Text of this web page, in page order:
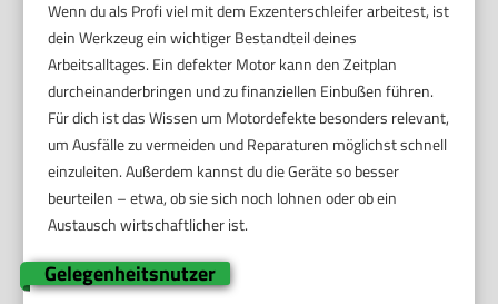
Wenn du als Profi viel mit dem Exzenterschleifer arbeitest, ist
dein Werkzeug ein wichtiger Bestandteil deines
Arbeitsalltages. Ein defekter Motor kann den Zeitplan
durcheinanderbringen und zu finanziellen Einbußen führen.
Für dich ist das Wissen um Motordefekte besonders relevant,
um Ausfälle zu vermeiden und Reparaturen möglichst schnell
einzuleiten. Außerdem kannst du die Geräte so besser
beurteilen – etwa, ob sie sich noch lohnen oder ob ein
Austausch wirtschaftlicher ist.
Gelegenheitsnutzer